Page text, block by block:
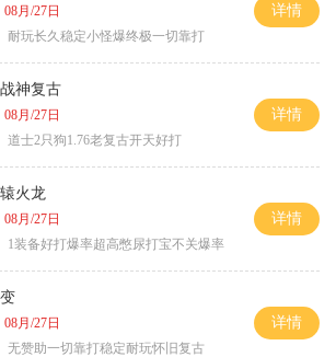
08月/27日
耐玩长久稳定小怪爆终极一切靠打
详情
神复古
08月/27日
道士2只狗1.76老复古开天好打
详情
火龙
08月/27日
1装备好打爆率超高憋尿打宝不关爆率
详情
08月/27日
无赞助一切靠打稳定耐玩怀旧复古
详情